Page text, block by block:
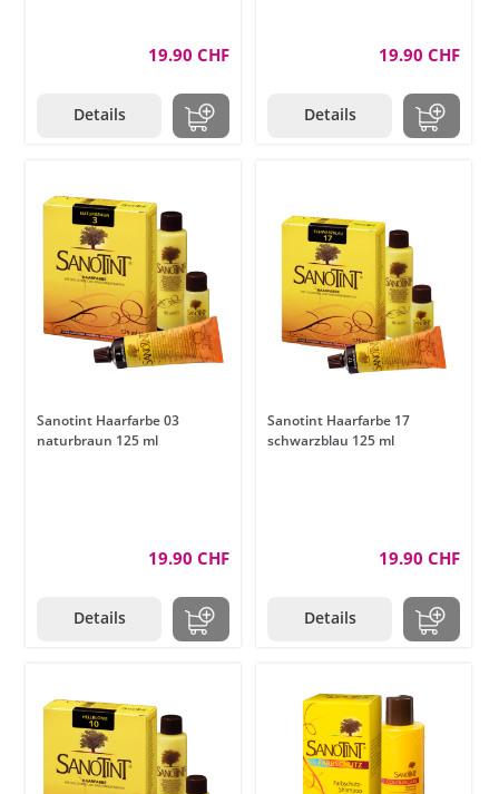
19.90 CHF
Details
19.90 CHF
Details
Sanotint Haarfarbe 03
naturbraun 125 ml
19.90 CHF
Details
Sanotint Haarfarbe 17
schwarzblau 125 ml
19.90 CHF
Details